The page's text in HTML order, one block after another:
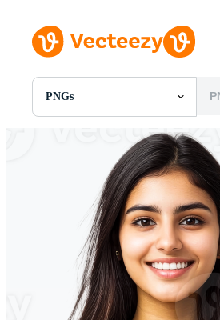
PNGs
Alle Bilder
Vorlagen
Vektoren
Videos
Motion Graphics
Redaktionelle Bilder
Redaktionelle Ereignisse